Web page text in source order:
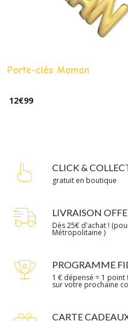
Porte-clés Maman
12€99
CLICK &
gratuit en boutique
LIVRAISON
Dès 25€ d'achat !
Métropolitaine )
PROGRAMME
1 € dépensé = 1
sur votre prochaine
CARTE